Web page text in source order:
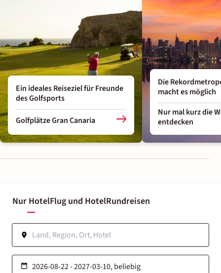
Ein ideales Reiseziel für Freunde
des Golfsports
Golfplätze Gran Canaria
Die
macht es möglich
Nur mal kurz die
entdecken
Nur HotelFlug und HotelRundreisen